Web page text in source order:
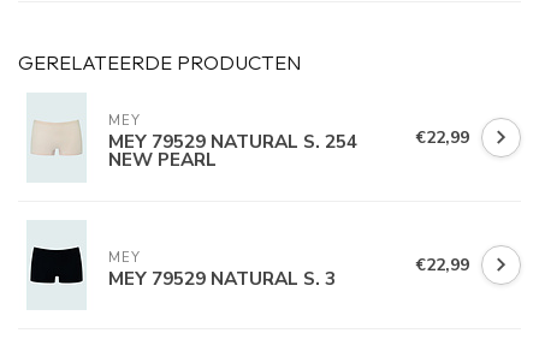
GERELATEERDE PRODUCTEN
MEY
MEY 79529 NATURAL S. 254
NEW PEARL
€22,99
MEY
MEY 79529 NATURAL S. 3 €22,99